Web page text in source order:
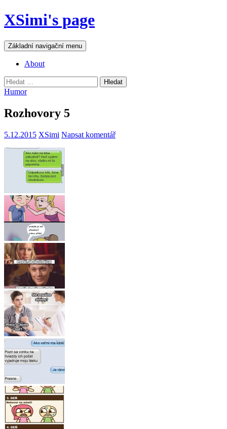
Přejít
k
webu
XSimi's page
Hledat
Základní navigační menu
About
Vyhledávání
Humor
Rozhovory 5
5.12.2015 XSimi Napsat komentář